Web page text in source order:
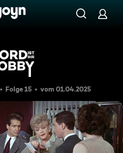
Teuflisches Komplott
Folge 15 vom 01.04.2025